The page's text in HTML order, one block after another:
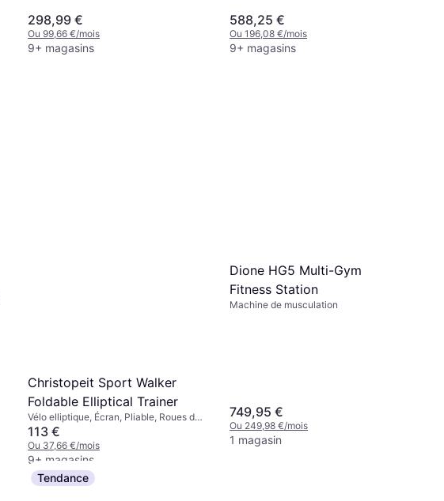
298,99 €
Ou 99,66 €/mois
9+ magasins
588,25 €
Ou 196,08 €/mois
9+ magasins
Christopeit Sport Walker
Foldable Elliptical Trainer
Vélo elliptique, Écran, Pliable, Roues de
transport, Ergomètre, Compteur de
calories, Moniteur de fréquence
cardiaque
113 €
Ou 37,66 €/mois
9+ magasins
Dione HG5 Multi-Gym
Fitness Station
Machine de musculation
749,95 €
Ou 249,98 €/mois
1 magasin
Tendance